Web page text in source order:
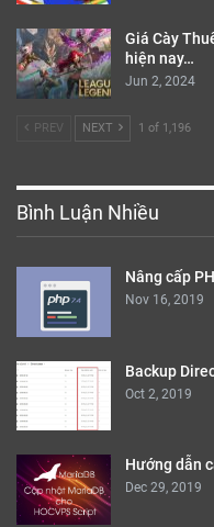
Giá Cày
hiện nay…
Jun 2, 2024
PREV NEXT 1 of 1,196
Bình Luận Nhiều
Nâng cấp
Nov 16, 2019
Backup
Oct 2, 2019
Hướng dẫn
Dec 29, 2019